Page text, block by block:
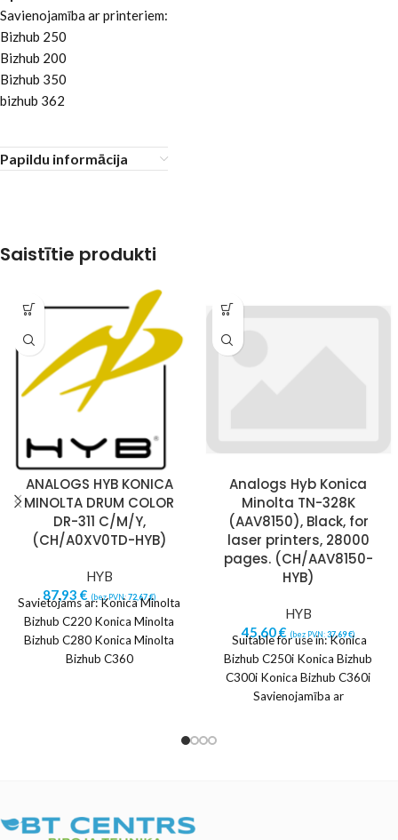
Savienojamība ar printeriem:
Bizhub 250
Bizhub 200
Bizhub 350
bizhub 362
Papildu informācija
Saistītie produkti
ANALOGS HYB KONICA
MINOLTA DRUM COLOR
DR-311 C/M/Y,
(CH/A0XV0TD-HYB)
HYB
87,93 € (bez PVN:72,67€)
Savietojams ar: Konica Minolta
Bizhub C220 Konica Minolta
Bizhub C280 Konica Minolta
Bizhub C360
Analogs Hyb Konica
Minolta TN-328K
(AAV8150), Black, for
laser printers, 28000
pages. (CH/AAV8150-
HYB)
HYB
45,60€ (bez PVN:37,69€)
Suitable for use in: Konica
Bizhub C250i Konica Bizhub
C300i Konica Bizhub C360i
Savienojamība ar